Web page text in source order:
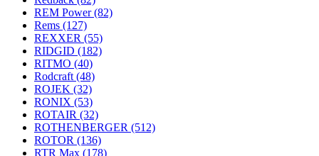
REM Power(82)
Rems (127)
REXXER (55)
RIDGID (182)
RITMO (40)
Rodcraft (48)
ROJEK (32)
RONIX (53)
ROTAIR (32)
ROTHENBERGER (512)
ROTOR (136)
RTR Max (178)